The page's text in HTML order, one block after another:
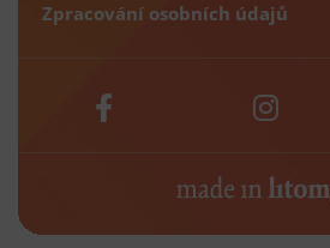
Zpracování osobních údajů